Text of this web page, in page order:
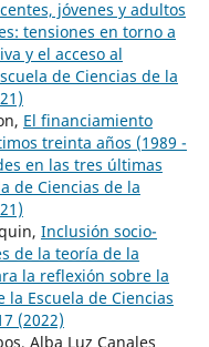
jóvenes y adultos
tensiones en torno a
y el acceso al
de Ciencias de la
El financiamiento
treinta años (1989 -
en las tres últimas
de Ciencias de la
Inclusión socio-
de la teoría de la
la reflexión sobre la
la Escuela de Ciencias
(2022)
Alba Luz Canales